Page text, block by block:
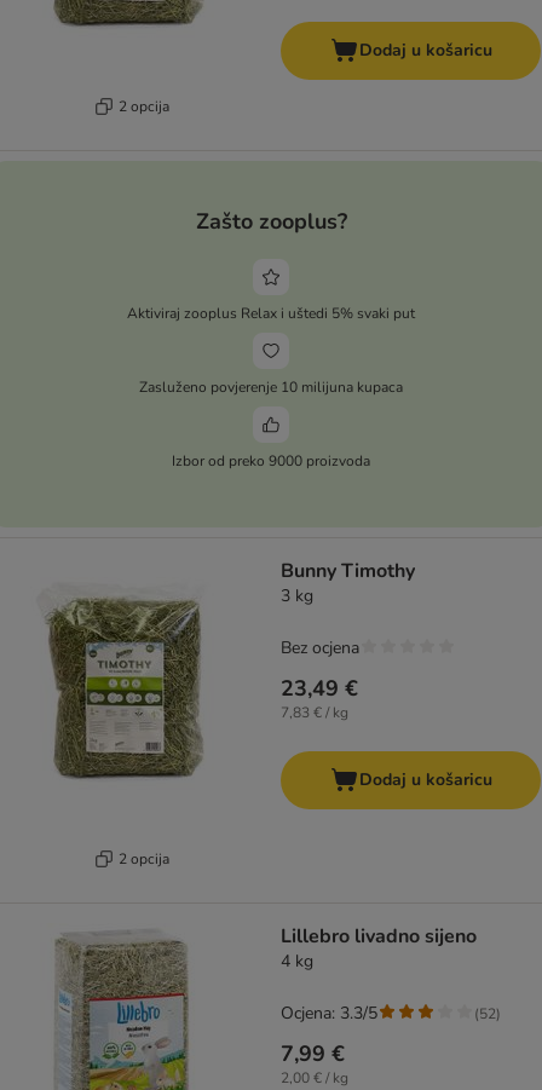
2 opcija
Dodaj u košaricu
Zašto zooplus?
Aktiviraj zooplus Relax i uštedi 5% svaki put
Zasluženo povjerenje 10 milijuna kupaca
Izbor od preko 9000 proizvoda
2 opcija
Bunny Timothy
3 kg
23,49 €
7,83 € / kg
Bez ocjena
Dodaj u košaricu
Lillebro livadno sijeno
4 kg
7,99 €
2,00 € / kg
Ocjena: 3.3/5 (52)